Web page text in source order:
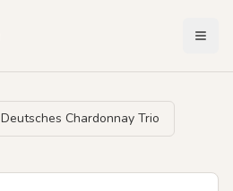
Deutsches Chardonnay Trio